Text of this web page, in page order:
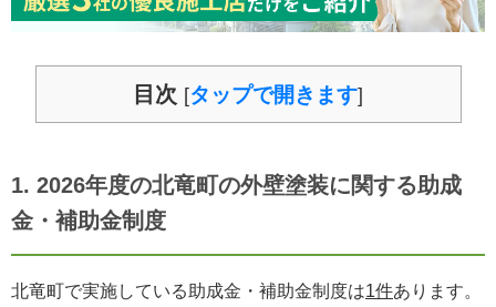
目次 [タップで開きます]
1. 2026年度の北竜町の外壁塗装に関する助成
金・補助金制度
北竜町で実施している助成金・補助金制度は1件あります。